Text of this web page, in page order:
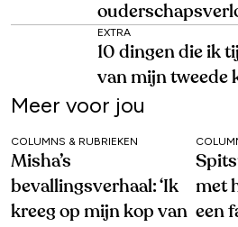
EXTRA
10 dingen die ik
van mijn tweede
Meer voor jou
COLUMNS & RUBRIEKEN
Misha’s
bevallingsverhaal: ‘Ik
kreeg op mijn kop van
met
een